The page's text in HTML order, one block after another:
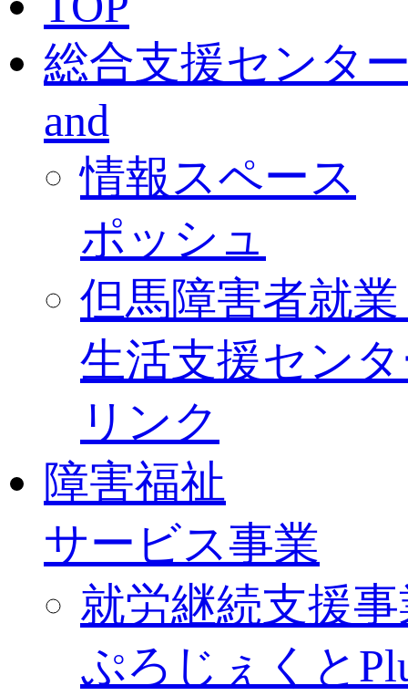
総合支援センタ
and
情報スペース
ポッシュ
但馬障害者就
生活支援セン
リンク
障害福祉
サービス事業
就労継続支援
ぷろじぇくと